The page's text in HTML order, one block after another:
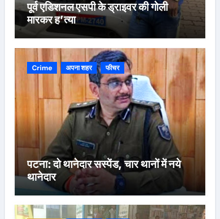
पूर्व एडिशनल एसपी के ड्राइवर की गोली
मारकर ह’त्या
Crime अपना शहर फीचर
पटना: दो थानेदार सस्पेंड, चार थानों में नये
थानेदार